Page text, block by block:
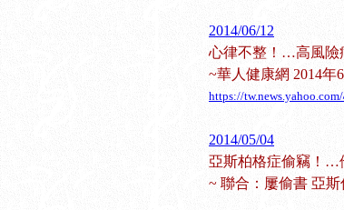
2014/06/12
心律不整！…高風險
~華人健康網 2014年
https://
2014/05/04
亞斯柏格症偷竊！…
~ 聯合：屢偷書 亞